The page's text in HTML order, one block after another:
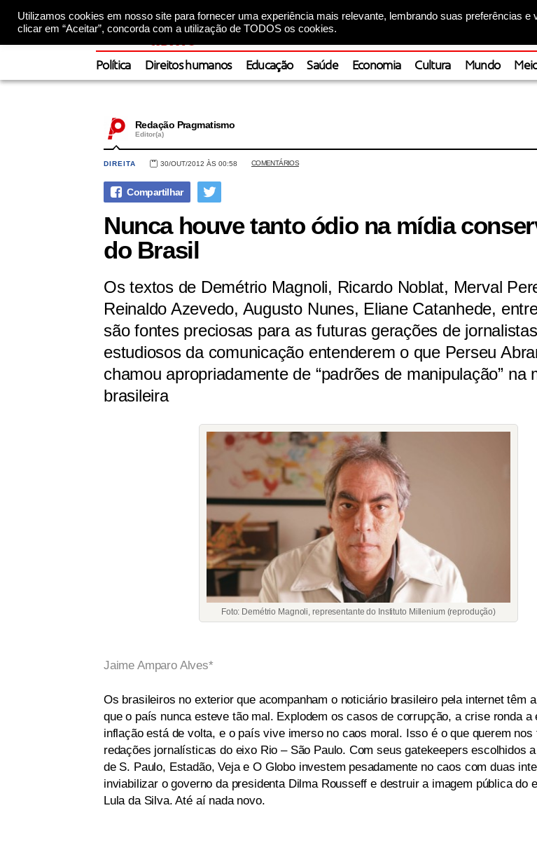
Utilizamos cookies em nosso site para fornecer uma experiência mais relevante, lembrando suas preferências e
clicar em “Aceitar”, concorda com a utilização de TODOS os cookies.
Política Direitos humanos Educação Saúde Economia Cultura Mundo
Redação Pragmatismo
Editor(a)
DIREITA 30/OUT/2012 ÀS 00:58 COMENTÁRIOS
Nunca houve tanto ódio na mídia
do Brasil
Os textos de Demétrio Magnoli, Ricardo Noblat, Merval
Reinaldo Azevedo, Augusto Nunes, Eliane Catanhede,
são fontes preciosas para as futuras gerações de
estudiosos da comunicação entenderem o que Perseu
chamou apropriadamente de “padrões de manipulação” na
brasileira
Foto: Demétrio Magnoli, representante do Instituto Millenium (reprodução)
Jaime Amparo Alves*
Os brasileiros no exterior que acompanham o noticiário brasileiro pela internet têm
que o país nunca esteve tão mal. Explodem os casos de corrupção, a crise ronda a
inflação está de volta, e o país vive imerso no caos moral. Isso é o que querem
redações jornalísticas do eixo Rio – São Paulo. Com seus gatekeepers escolhidos
de S. Paulo, Estadão, Veja e O Globo investem pesadamente no caos com duas
inviabilizar o governo da presidenta Dilma Rousseff e destruir a imagem pública do
Lula da Silva. Até aí nada novo.